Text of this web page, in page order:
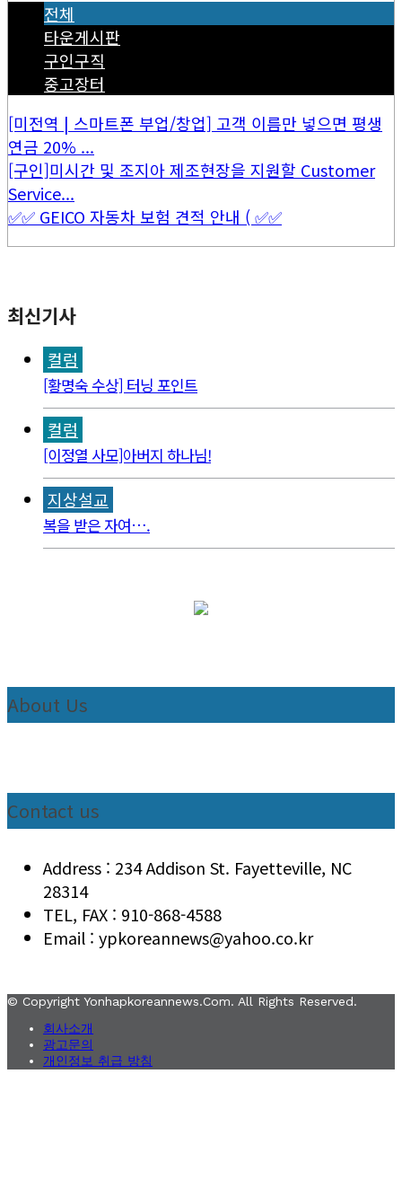
전체
타운게시판
구인구직
중고장터
[미전역 | 스마트폰 부업/창업] 고객 이름만 넣으면 평생
연금 20% ...
[구인]미시간 및 조지아 제조현장을 지원할 Customer
Service...
✅✅ GEICO 자동차 보험 견적 안내 ( ✅✅
최신기사
컬럼
[황명숙 수상] 터닝 포인트
컬럼
[이정열 사모]아버지 하나님!
지상설교
복을 받은 자여….
About Us
Contact us
Address : 234 Addison St. Fayetteville, NC
28314
TEL, FAX : 910-868-4588
Email : ypkoreannews@yahoo.co.kr
© Copyright Yonhapkoreannews.com. All Rights Reserved.
회사소개
광고문의
개인정보 취급 방침